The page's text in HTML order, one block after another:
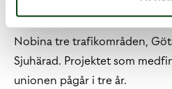
Utbildningsinsatsen är en del
Nobina tre trafikområden,
Sjuhärad. Projektet som
unionen pågår i tre år.